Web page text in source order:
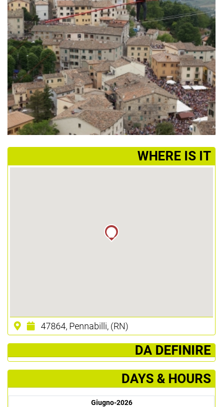
­WHERE IS IT
47864, Pennabilli, (RN)
­ DA DEFINIRE
DAYS & HOURS
Giugno-2026